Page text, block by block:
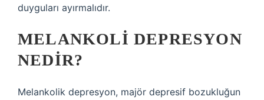
duyguları ayırmalıdır.
MELANKOLI DEPRESYON
NEDIR?
Melankolik depresyon, majör depresif bozukluğun